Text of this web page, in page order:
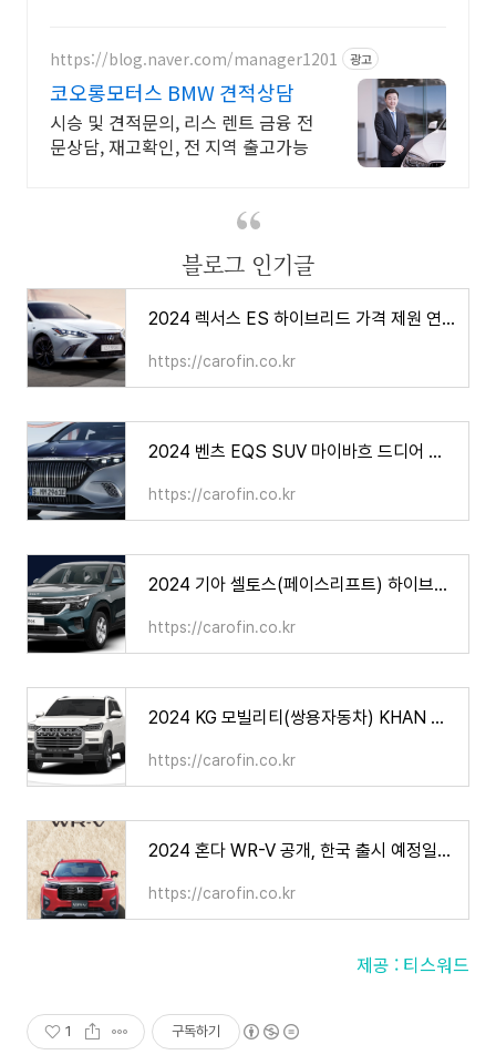
https://blog.naver.com/manager1201 광고
코오롱모터스 BMW 견적상담
시승 및 견적문의, 리스 렌트 금융 전
문상담, 재고확인, 전 지역 출고가능
블로그 인기글
2024 렉서스 ES 하이브리드 가격 제원 연비, 과연 적당한 가격인가?
https://carofin.co.kr
2024 벤츠 EQS SUV 마이바흐 드디어 출시된다, 가격 제원 연비
https://carofin.co.kr
2024 기아 셀토스(페이스리프트) 하이브리드는 나오나? 가격 제원 연비
https://carofin.co.kr
2024 KG 모빌리티(쌍용자동차) KHAN 칸 가격 제원 연비(쿨멘 포함)
https://carofin.co.kr
2024 혼다 WR-V 공개, 한국 출시 예정일은? 가격 제원 연비
https://carofin.co.kr
제공 : 티스워드
1 구독하기